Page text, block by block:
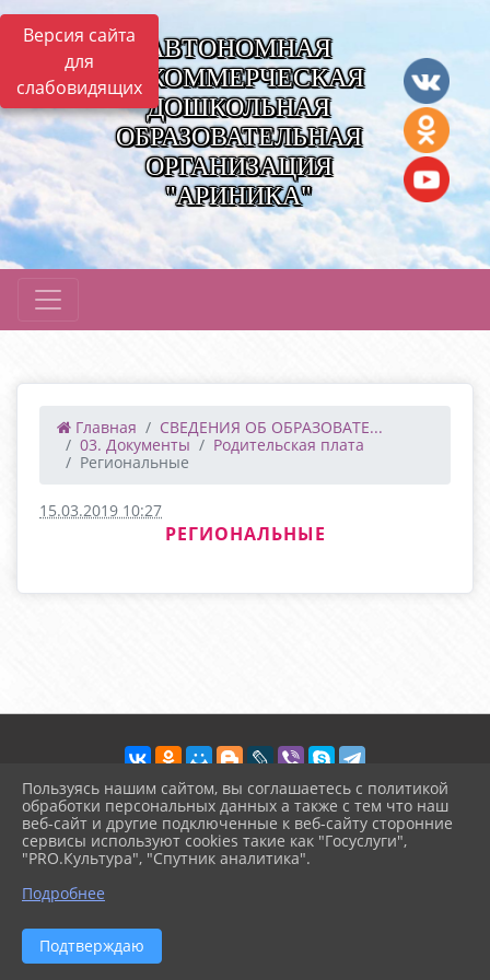
Версия сайта
для
слабовидящих
АВТОНОМНАЯ
НЕКОММЕРЧЕСКАЯ
ДОШКОЛЬНАЯ
ОБРАЗОВАТЕЛЬНАЯ
ОРГАНИЗАЦИЯ
"АРИНИКА"
Главная
СВЕДЕНИЯ ОБ ОБРАЗОВАТЕ...
03. Документы
Родительская плата
Региональные
15.03.2019 10:27
РЕГИОНАЛЬНЫЕ
2026 г. arinika.ru
Вход
Карта сайта
Политика обработки персональных данных
Сделано на KubCMS
Разработка и поддержка
Пользуясь нашим сайтом, вы соглашаетесь с политикой
обработки персональных данных а также с тем что наш
веб-сайт и другие подключенные к веб-сайту сторонние
сервисы используют cookies такие как "Госуслуги",
"PRO.Культура", "Спутник аналитика".
Подробнее
Подтверждаю